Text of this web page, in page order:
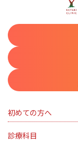
初めての方へ
診療科目